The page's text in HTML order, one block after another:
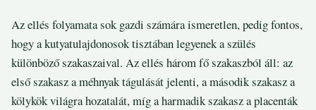
Az ellés folyamata sok gazdi számára ismeretlen, pedig fontos,
hogy a kutyatulajdonosok tisztában legyenek a szülés
különböző szakaszaival. Az ellés három fő szakaszból áll: az
első szakasz a méhnyak tágulását jelenti, a második szakasz a
kölykök világra hozatalát, míg a harmadik szakasz a placenták